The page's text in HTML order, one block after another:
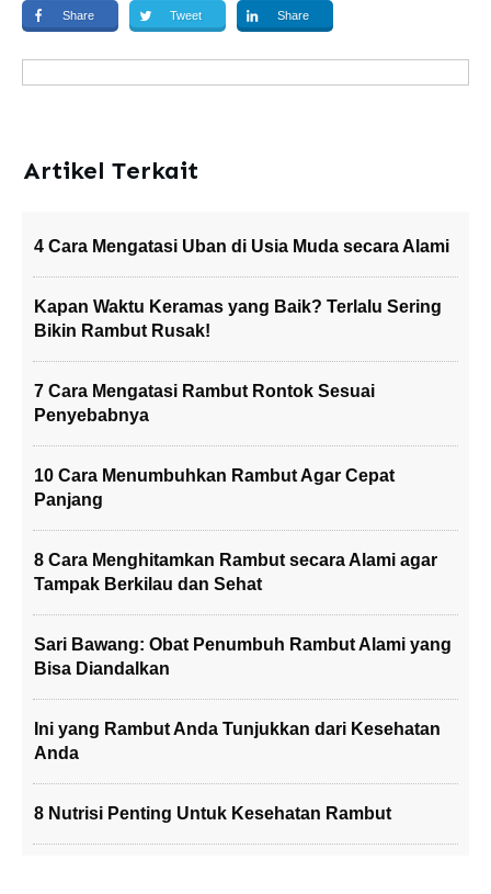
Share Tweet Share
Artikel Terkait
4 Cara Mengatasi Uban di Usia Muda secara Alami
Kapan Waktu Keramas yang Baik? Terlalu Sering
Bikin Rambut Rusak!
7 Cara Mengatasi Rambut Rontok Sesuai
Penyebabnya
10 Cara Menumbuhkan Rambut Agar Cepat
Panjang
8 Cara Menghitamkan Rambut secara Alami agar
Tampak Berkilau dan Sehat
Sari Bawang: Obat Penumbuh Rambut Alami yang
Bisa Diandalkan
Ini yang Rambut Anda Tunjukkan dari Kesehatan
Anda
8 Nutrisi Penting Untuk Kesehatan Rambut